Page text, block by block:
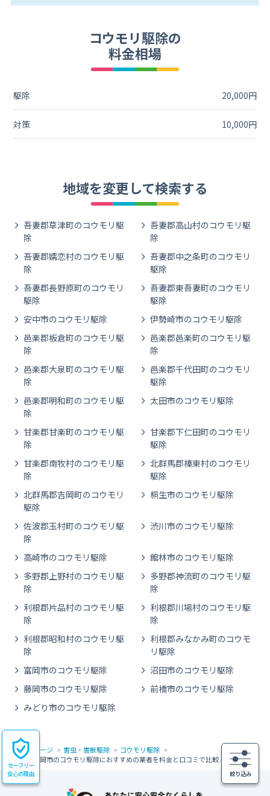
絞り込み
コウモリ駆除の
料金相場
駆除 20,000円
対策 10,000円
地域を変更して検索する
吾妻郡草津町のコウモリ駆
除
吾妻郡高山村のコウモリ駆
除
吾妻郡嬬恋村のコウモリ駆
除
吾妻郡中之条町のコウモリ
駆除
吾妻郡長野原町のコウモリ
駆除
吾妻郡東吾妻町のコウモリ
駆除
安中市のコウモリ駆除
伊勢崎市のコウモリ駆除
邑楽郡板倉町のコウモリ駆
除
邑楽郡邑楽町のコウモリ駆
除
邑楽郡大泉町のコウモリ駆
除
邑楽郡千代田町のコウモリ
駆除
邑楽郡明和町のコウモリ駆
除
太田市のコウモリ駆除
甘楽郡甘楽町のコウモリ駆
除
甘楽郡下仁田町のコウモリ
駆除
甘楽郡南牧村のコウモリ駆
除
北群馬郡榛東村のコウモリ
駆除
北群馬郡吉岡町のコウモリ
駆除
桐生市のコウモリ駆除
佐波郡玉村町のコウモリ駆
除
渋川市のコウモリ駆除
高崎市のコウモリ駆除
館林市のコウモリ駆除
多野郡上野村のコウモリ駆
除
多野郡神流町のコウモリ駆
除
利根郡片品村のコウモリ駆
除
利根郡川場村のコウモリ駆
除
利根郡昭和村のコウモリ駆
除
利根郡みなかみ町のコウモ
リ駆除
富岡市のコウモリ駆除
沼田市のコウモリ駆除
藤岡市のコウモリ駆除
前橋市のコウモリ駆除
みどり市のコウモリ駆除
トップページ 害虫・害獣駆除
コウモリ駆除
群馬県富岡市のコウモリ駆除におすすめの業者を料金と口コミで比較
セーフリー
安心の理由